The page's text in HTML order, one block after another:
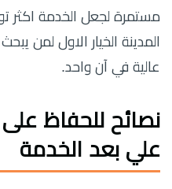
مستمرة لجعل الخدمة اكثر
المدينة الخيار الاول لمن
عالية في آن واحد.
نصائح للحفاظ
علي بعد الخدمة